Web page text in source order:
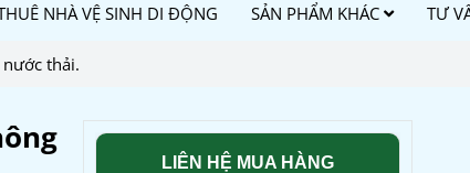
NHÀ VỆ SINH DI ĐỘNG SẢN PHẨM KHÁC TƯ
thải.
LIÊN HỆ MUA HÀNG